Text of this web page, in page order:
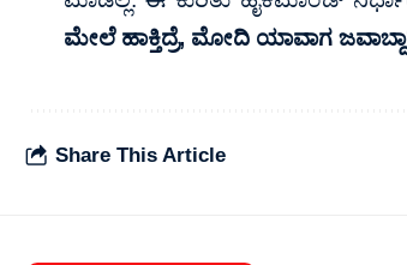
ಮೇಲೆ ಹಾಕ್ತಿದ್ರೆ, ಮೋದಿ ಯಾವಾಗ
Share This Article